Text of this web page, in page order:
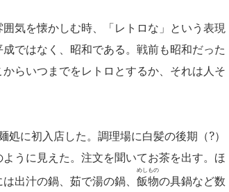
気を懐かしむ時、「レトロな」という表現
ではなく、昭和である。戦前も昭和だった
らいつまでをレトロとするか、それは人そ
処に初入店した。調理場に白髪の後期（?）
うに見えた。注文を聞いてお茶を出す。ほ
出汁の鍋、茹で湯の鍋、飯物
めしもの
の具鍋など数